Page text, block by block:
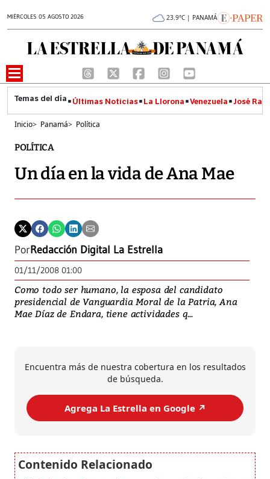
MIÉRCOLES 05 AGOSTO 2026 23.9°C | PANAMÁ
Últimas Noticias La Llorona Venezuela José
Inicio> Panamá> Política
POLÍTICA
Un día en la vida de Ana Mae
PorRedacción Digital La Estrella
01/11/2008 01:00
Como todo ser humano, la esposa del candidato
presidencial de Vanguardia Moral de la Patria, Ana
Mae Díaz de Endara, tiene actividades q...
Encuentra más de nuestra cobertura en los resultados
de búsqueda.
Agrega La Estrella en Google ↗️